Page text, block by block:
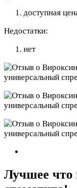
доступная
Недостатки:
нет
Лучшее что